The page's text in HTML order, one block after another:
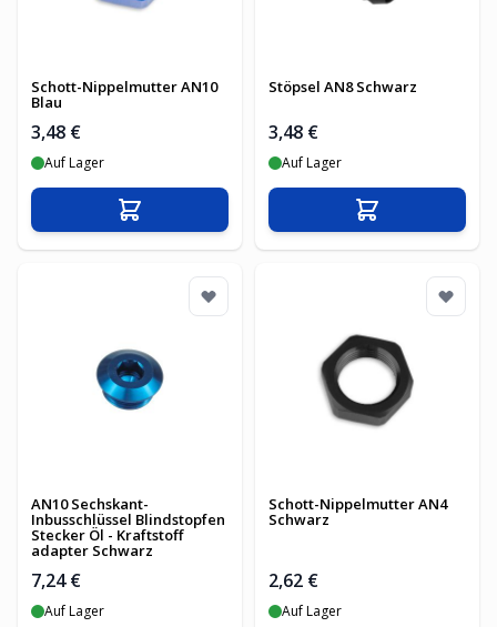
Schott-Nippelmutter AN10
Blau
3,48 €
Auf Lager
In den Warenkorb
Stöpsel AN8 Schwarz
3,48 €
Auf Lager
In den
AN10 Sechskant-
Inbusschlüssel Blindstopfen
Stecker Öl - Kraftstoff
adapter Schwarz
7,24 €
Auf Lager
Schott-Nippelmutter AN4
Schwarz
2,62 €
Auf Lager